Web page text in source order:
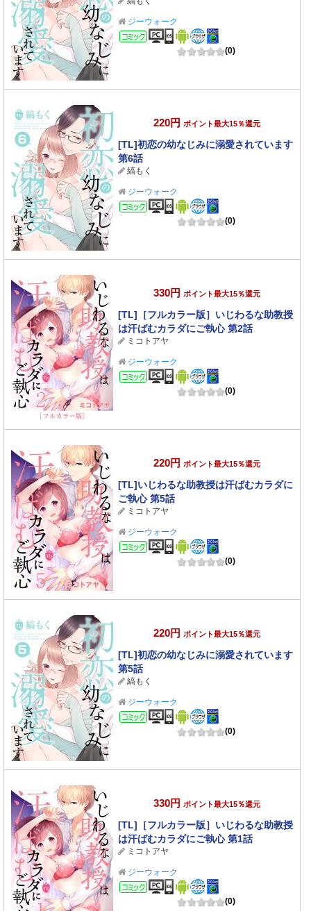
ジーウォーク
コミック
(0)
220円 ポイント最大15％還元
[TL]初恋の幼なじみに溺愛されています
第6話
縞もく
ジーウォーク
コミック
(0)
330円 ポイント最大15％還元
[TL]［フルカラー版］いじわるな助教授
は汗ばむカラダにご執心 第2話
ミコトアヤ
ジーウォーク
コミック
(0)
220円 ポイント最大15％還元
[TL]いじわるな助教授は汗ばむカラダに
ご執心 第5話
ミコトアヤ
ジーウォーク
コミック
(0)
220円 ポイント最大15％還元
[TL]初恋の幼なじみに溺愛されています
第5話
縞もく
ジーウォーク
コミック
(0)
330円 ポイント最大15％還元
[TL]［フルカラー版］いじわるな助教授
は汗ばむカラダにご執心 第1話
ミコトアヤ
ジーウォーク
コミック
(0)